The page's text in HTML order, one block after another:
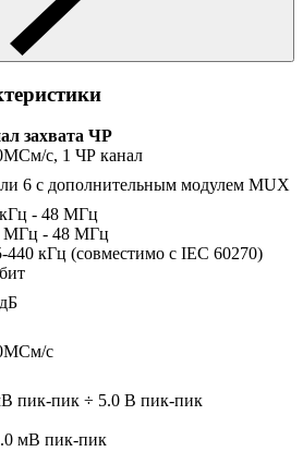
захвата ЧР
с, 1 ЧР канал
6 с дополнительным модулем MUX
- 48 МГц
МГц - 48 МГц
440 кГц (совместимо с IEC 60270)
с
пик-пик ÷ 5.0 В пик-пик
мВ пик-пик